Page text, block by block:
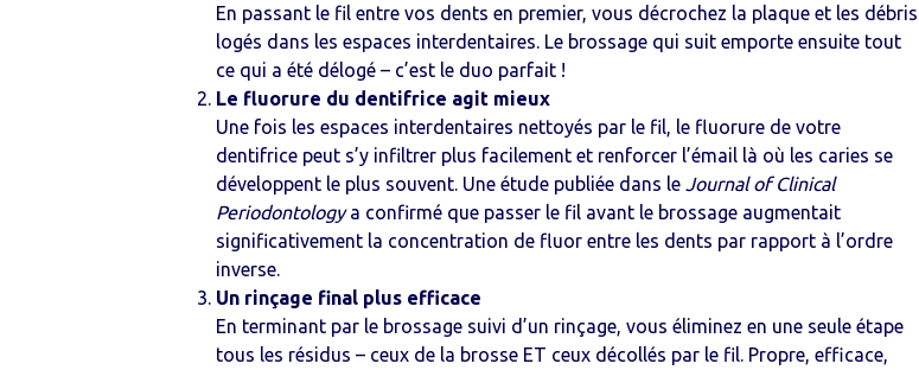
En passant le fil entre vos dents en premier, vous décrochez la plaque et les débris
logés dans les espaces interdentaires. Le brossage qui suit emporte ensuite tout
ce qui a été délogé – c’est le duo parfait !
Le fluorure du dentifrice agit mieux
Une fois les espaces interdentaires nettoyés par le fil, le fluorure de votre
dentifrice peut s’y infiltrer plus facilement et renforcer l’émail là où les caries se
développent le plus souvent. Une étude publiée dans leJournal of Clinical
Periodontologya confirmé que passer le fil avant le brossage augmentait
significativement la concentration de fluor entre les dents par rapport à l’ordre
inverse.
Un rinçage final plus efficace
En terminant par le brossage suivi d’un rinçage, vous éliminez en une seule étape
tous les résidus – ceux de la brosse ET ceux décollés par le fil. Propre, efficace,